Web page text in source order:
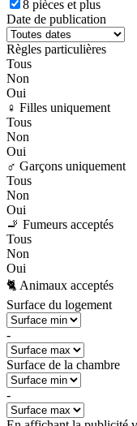
8 pièces et plus
Date de publication
Règles particulières
Tous
Non
Oui
♀️ Filles uniquement
Tous
Non
Oui
♂️ Garçons uniquement
Tous
Non
Oui
🚬 Fumeurs acceptés
Tous
Non
Oui
🐈 Animaux acceptés
Surface du logement
-
Surface de la chambre
-